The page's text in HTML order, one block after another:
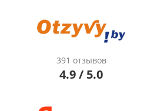
391 отзывов
4.9 / 5.0